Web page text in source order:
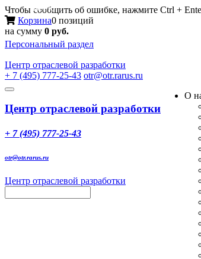
Чтобы сообщить об ошибке, нажмите Ctrl +
Корзина0 позиций
на сумму 0 руб.
Персональный раздел
Центр отраслевой разработки
+ 7 (495) 777-25-43 otr@otr.rarus.ru
Toggle
Меню
Центр отраслевой разработки
+ 7 (495) 777-25-43
otr@otr.rarus.ru
Центр отраслевой разработки
О